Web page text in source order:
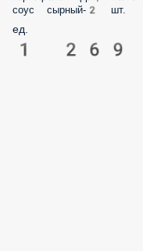
ед.
1 269 ₽